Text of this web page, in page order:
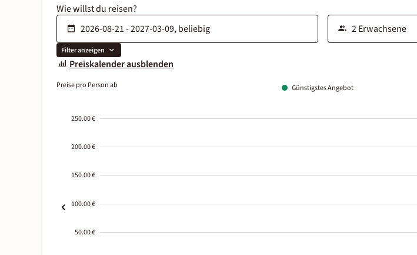
Wie willst du reisen?
Filter anzeigen
Preiskalender ausblenden
Preise pro Person ab Günstigstes Angebot
250.00 €
200.00 €
150.00 €
100.00 €
50.00 €